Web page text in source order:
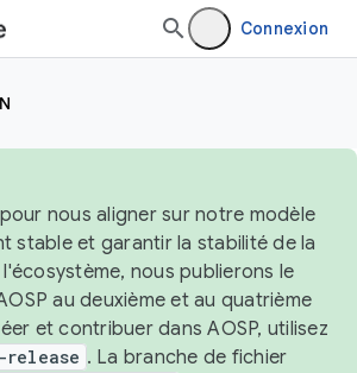
Connexion
nous aligner sur notre modèle
stable et garantir la stabilité de la
nous publierons le
au deuxième et au quatrième
et contribuer dans AOSP, utilisez
. La branche de fichier